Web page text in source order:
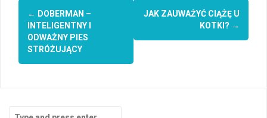
Post
navigation
← DOBERMAN –
INTELIGENTNY I
ODWAŻNY PIES
STRÓŻUJĄCY
JAK ZAUWAŻYĆ CIĄŻĘ U
KOTKI? →
Search